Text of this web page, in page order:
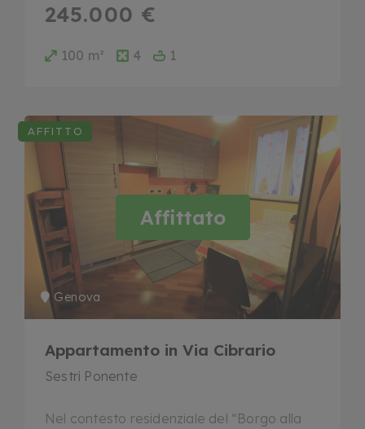
245.000 €
100 m² 4 1
AFFITTO
Affittato
Genova
Appartamento in Via Cibrario
Sestri Ponente
Nel contesto residenziale del “Borgo alla